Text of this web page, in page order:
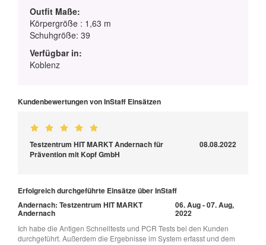
Outfit Maße:
Körpergröße : 1,63 m
Schuhgröße: 39
Verfügbar in:
Koblenz
Kundenbewertungen von InStaff Einsätzen
Testzentrum HIT MARKT Andernach für
Prävention mit Kopf GmbH
08.08.2022
Erfolgreich durchgeführte Einsätze über InStaff
Andernach: Testzentrum HIT MARKT
Andernach
06. Aug - 07. Aug,
2022
Ich habe die Antigen Schnelltests und PCR Tests bei den Kunden
durchgeführt. Außerdem die Ergebnisse im System erfasst und dem